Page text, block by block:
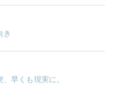
き
早くも現実に。